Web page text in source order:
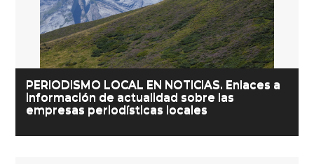
PERIODISMO LOCAL EN NOTICIAS. Enlaces a
información de actualidad sobre las
empresas periodísticas locales